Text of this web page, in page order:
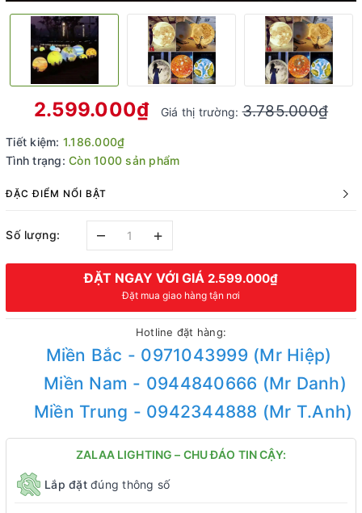
2.599.000₫ Giá thị trường:3.785.000₫
Tiết kiệm: 1.186.000₫
Tình trạng: Còn 1000 sản phẩm
ĐẶC ĐIỂM NỔI BẬT
Số lượng: – +
ĐẶT NGAY VỚI GIÁ 2.599.000₫
Đặt mua giao hàng tận nơi
Hotline đặt hàng:
Miền Bắc - 0971043999 (Mr Hiệp)
Miền Nam - 0944840666 (Mr Danh)
Miền Trung - 0942344888 (Mr T.Anh)
ZALAA LIGHTING – CHU ĐÁO TIN CẬY:
Lắp đặtđúng thông số